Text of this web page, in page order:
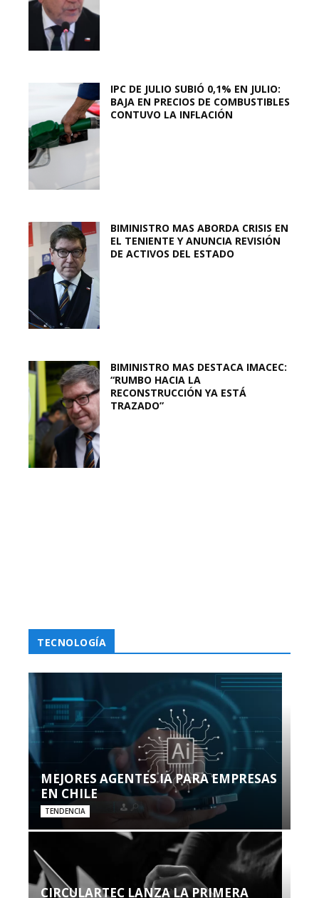
IPC DE JULIO SUBIÓ 0,1% EN JULIO:
BAJA EN PRECIOS DE COMBUSTIBLES
CONTUVO LA INFLACIÓN
BIMINISTRO MAS ABORDA CRISIS EN
EL TENIENTE Y ANUNCIA REVISIÓN
DE ACTIVOS DEL ESTADO
BIMINISTRO MAS DESTACA IMACEC:
“RUMBO HACIA LA
RECONSTRUCCIÓN YA ESTÁ
TRAZADO”
TECNOLOGÍA
MEJORES AGENTES IA PARA EMPRESAS
EN CHILE
TENDENCIA
CIRCULARTEC LANZA LA PRIMERA